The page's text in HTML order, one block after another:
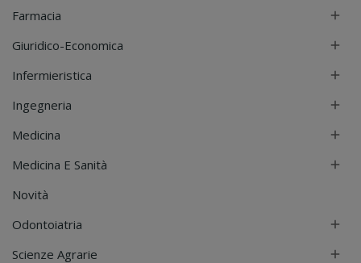
Farmacia

Giuridico-Economica 
Infermieristica 
Ingegneria 
Medicina 
Medicina E Sanità 
Novità
Odontoiatria

Scienze Agrarie 